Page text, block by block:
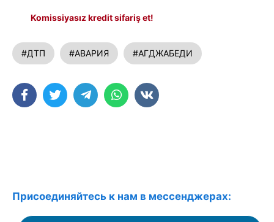
Komissiyasız kredit sifariş et!
#ДТП #АВАРИЯ #АГДЖАБЕДИ
Присоединяйтесь к нам в мессенджерах: